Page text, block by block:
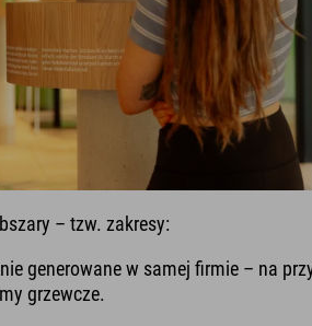
– tzw. zakresy:
generowane w samej firmie – na
grzewcze.